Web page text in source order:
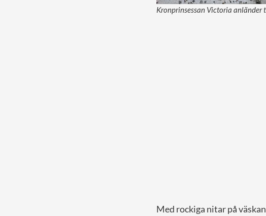
Kronprinsessan Victoria anländer
Med rockiga nitar på